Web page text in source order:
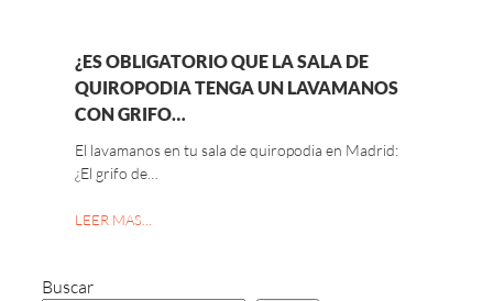
¿ES OBLIGATORIO QUE LA SALA DE
QUIROPODIA TENGA UN LAVAMANOS
CON GRIFO…
El lavamanos en tu sala de quiropodia en Madrid:
¿El grifo de…
LEER MAS…
Buscar